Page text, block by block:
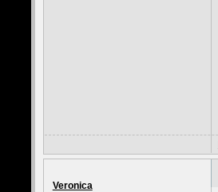
Veronica